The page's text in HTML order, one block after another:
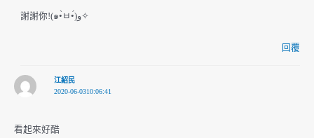
謝謝你!(๑•̀ㅂ•́)و✧
回覆
江紹民
2020-06-0310:06:41
看起來好酷